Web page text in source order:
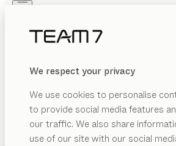
We respect your privacy
We use cookies to personalise
to provide social media features
our traffic. We also share
use of our site with our social
PRODUKTE
INSPIRATION
HÄNDLER
WUPPERTAL VON